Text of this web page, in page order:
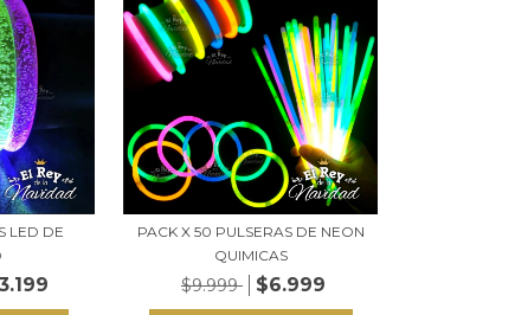
LED DE
PACK X 50 PULSERAS DE NEON
QUIMICAS
$9.999 $6.999